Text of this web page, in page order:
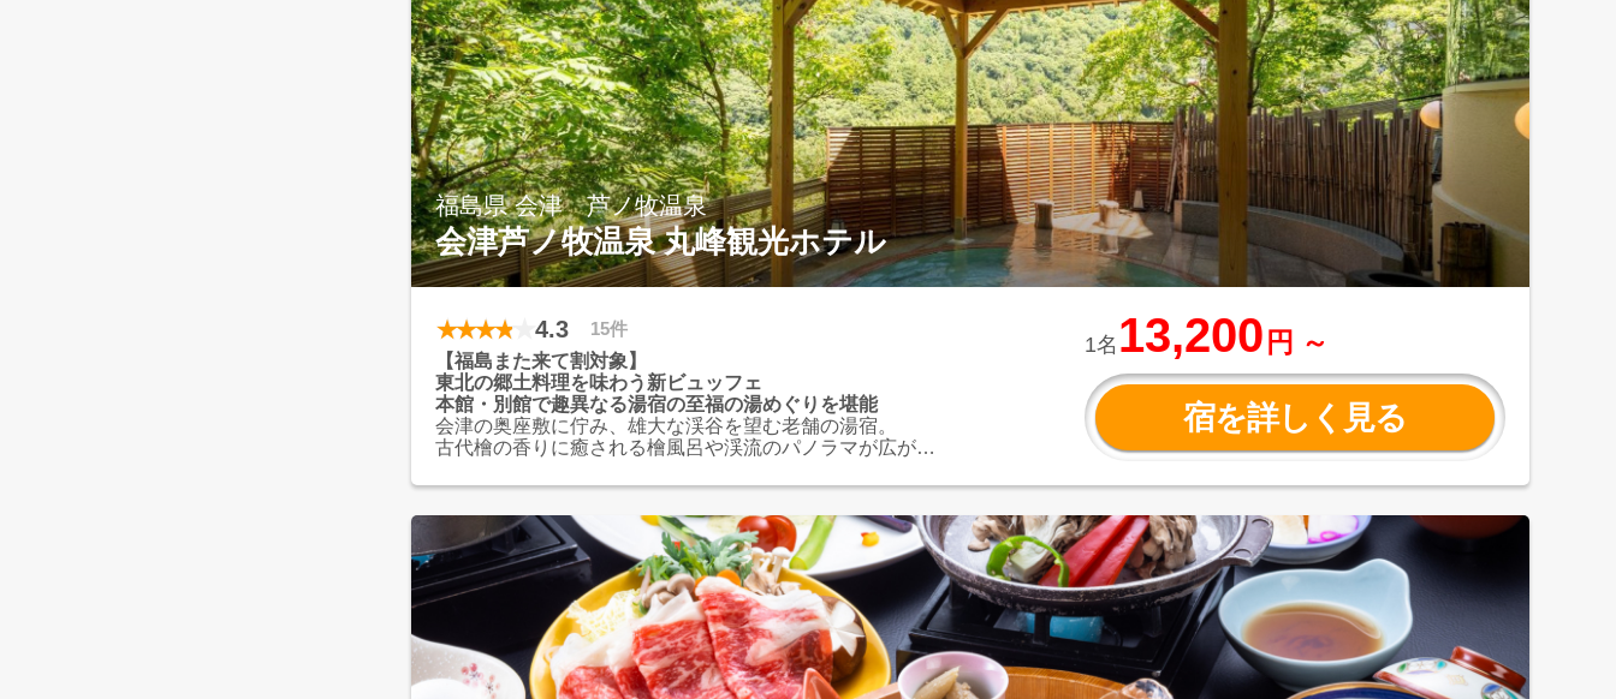
福島県 会津 芦ノ牧温泉
会津芦ノ牧温泉 丸峰観光ホテル
4.3
15件
【福島また来て割対象】
東北の郷土料理を味わう新ビュッフェ
本館・別館で趣異なる湯宿の至福の湯めぐりを堪能
会津の奥座敷に佇み、雄大な渓谷を望む老舗の湯宿。
古代檜の香りに癒される檜風呂や渓流のパノラマが広がる
けます。
夕食は2024年3月オープンのレストランで東北の郷土料理
を味わう新ビュッフェをご堪能ください。
1名 13,200 円 ～
宿を詳しく見る